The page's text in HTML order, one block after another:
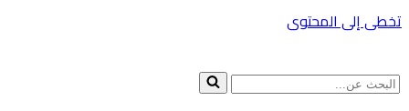
تخطى إلى المحتوى
البحث